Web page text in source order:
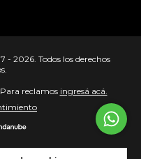
- 2026. Todos los derechos
reclamos ingresá acá.